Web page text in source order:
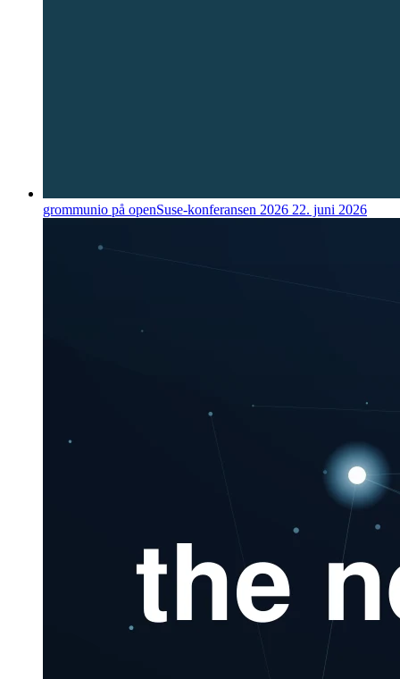
grommunio på openSuse-konferansen 2026 22. juni 2026